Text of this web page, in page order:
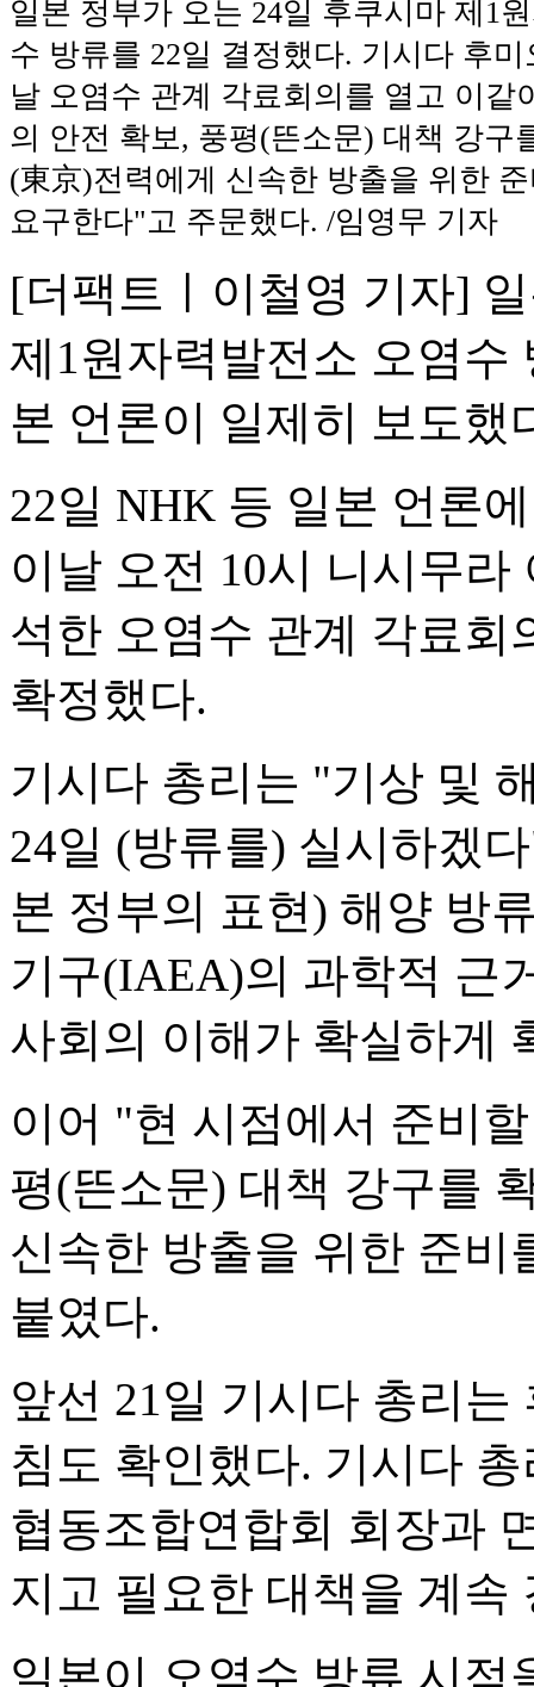
일본 정부가 오는 24일 후쿠시마 제1
수 방류를 22일 결정했다. 기시다 후
날 오염수 관계 각료회의를 열고 이같
의 안전 확보, 풍평(뜬소문) 대책 강구
(東京)전력에게 신속한 방출을 위한
요구한다"고 주문했다. /임영무 기자
[더팩트ㅣ이철영 기자]
제1원자력발전소 오염수
본 언론이 일제히 보도했
22일 NHK 등 일본 언론
이날 오전 10시 니시무
석한 오염수 관계 각료회
확정했다.
기시다 총리는 "기상 및
24일 (방류를) 실시하겠
본 정부의 표현) 해양 방
기구(IAEA)의 과학적 근
사회의 이해가 확실하게
이어 "현 시점에서 준비
평(뜬소문) 대책 강구를
신속한 방출을 위한 준
붙였다.
앞선 21일 기시다 총리
침도 확인했다. 기시다
협동조합연합회 회장과
지고 필요한 대책을 계속
일본이 오염수 방류 시점